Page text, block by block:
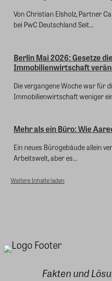
Von Christian Elsholz, Partner
bei PwC Deutschland Seit...
Berlin Mai 2026: Gesetze
Immobilienwirtschaft
Die vergangene Woche war für
Immobilienwirtschaft weniger
Mehr als ein Büro: Wie
Ein neues Bürogebäude allein
Arbeitswelt, aber es...
Weitere Inhalte laden
Fakten und